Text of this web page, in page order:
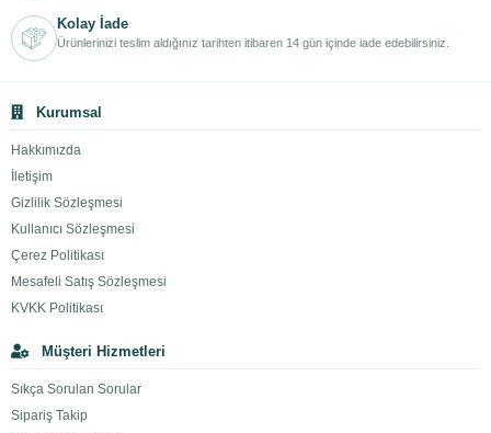
Kolay İade
Ürünlerinizi teslim aldığınız tarihten itibaren 14 gün içinde iade edebilirsiniz.
Kurumsal
Hakkımızda
İletişim
Gizlilik Sözleşmesi
Kullanıcı Sözleşmesi
Çerez Politikası
Mesafeli Satış Sözleşmesi
KVKK Politikası
Müşteri Hizmetleri
Sıkça Sorulan Sorular
Sipariş Takip